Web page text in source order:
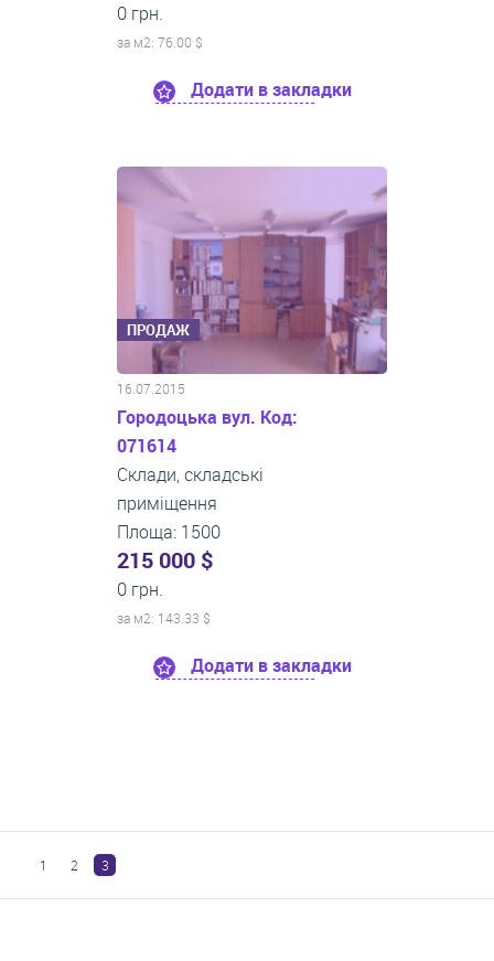
0 грн.
за м2: 76.00 $
Додати в закладки
ПРОДАЖ
16.07.2015
Городоцька вул. Код:
071614
Склади, складські
приміщення
Площа: 1500
215 000 $
0 грн.
за м2: 143.33 $
Додати в закладки
1 2 3